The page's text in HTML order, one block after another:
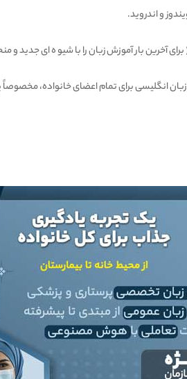
و اندروید.
آخرین بار آموزش زبان را با شیو ه ای جدید و
انگلیسی برای تمام اعضای خانواده، مخصوصاً